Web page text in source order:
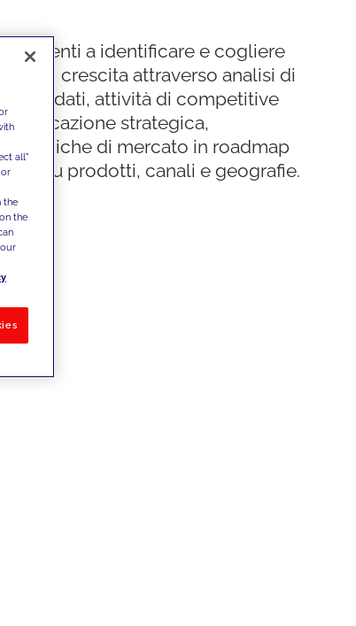
i clienti a identificare e cogliere
di crescita attraverso analisi di
dai dati, attività di competitive
strategica,
di mercato in roadmap
su prodotti, canali e geografie.
all"
the
the